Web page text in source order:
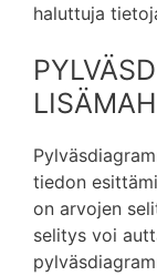
haluttuja
tiedon
on arvojen
selitys voi